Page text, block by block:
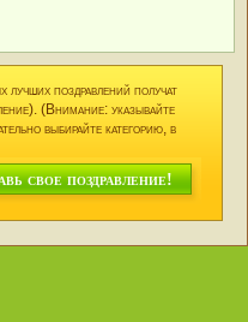
поздравлений получат
(Внимание: указывайте
выбирайте категорию, в
свое поздравление!